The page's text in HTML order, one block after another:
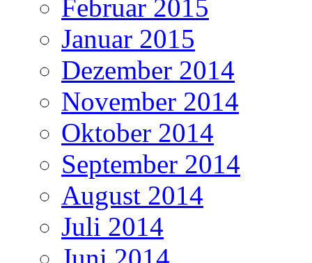
Februar 2015
Januar 2015
Dezember 2014
November 2014
Oktober 2014
September 2014
August 2014
Juli 2014